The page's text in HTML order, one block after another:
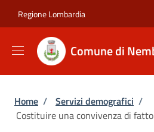
Regione Lombardia
Comune di
Briciole di pane
Home / Servizi demografici /
Costituire una convivenza di fatto